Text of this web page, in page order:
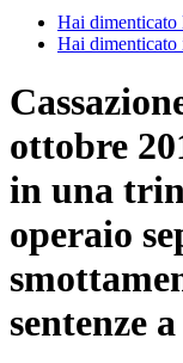
Hai dimenticato
Hai dimenticato
ottobre
in una
operaio
sentenze